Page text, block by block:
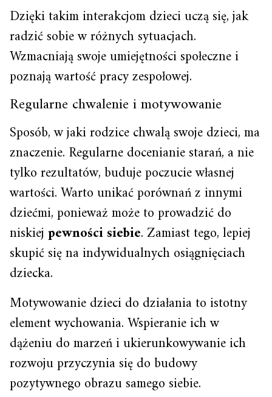
Dzięki takim interakcjom dzieci uczą się, jak
radzić sobie w różnych sytuacjach.
Wzmacniają swoje umiejętności społeczne i
poznają wartość pracy zespołowej.
Regularne chwalenie i motywowanie
Sposób, w jaki rodzice chwalą swoje dzieci, ma
znaczenie. Regularne docenianie starań, a nie
tylko rezultatów, buduje poczucie własnej
wartości. Warto unikać porównań z innymi
dziećmi, ponieważ może to prowadzić do
niskiej pewności siebie. Zamiast tego, lepiej
skupić się na indywidualnych osiągnięciach
dziecka.
Motywowanie dzieci do działania to istotny
element wychowania. Wspieranie ich w
dążeniu do marzeń i ukierunkowywanie ich
rozwoju przyczynia się do budowy
pozytywnego obrazu samego siebie.